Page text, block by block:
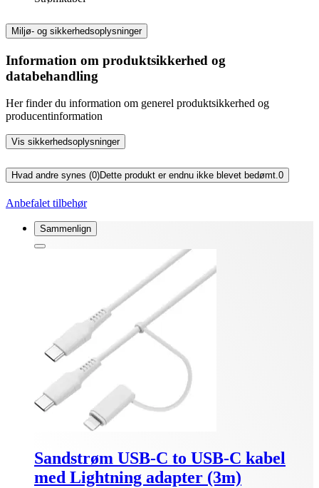
Miljø- og sikkerhedsoplysninger
Information om produktsikkerhed og
databehandling
Her finder du information om generel produktsikkerhed og
producentinformation
Vis sikkerhedsoplysninger
Hvad andre synes (0)Dette produkt er endnu ikke blevet bedømt.0
Anbefalet tilbehør
Sammenlign
Sandstrøm USB-C to USB-C kabel
med Lightning adapter (3m)